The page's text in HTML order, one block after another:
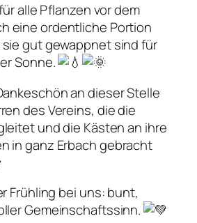
alle Pflanzen vor dem
eine ordentliche Portion
sie gut gewappnet sind für
Sonne.
an dieser Stelle
des Vereins, die die
und die Kästen an ihre
in ganz Erbach gebracht
Frühling bei uns: bunt,
Gemeinschaftssinn.